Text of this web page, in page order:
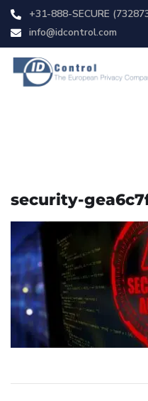
+31-888-SECURE
info@idcontrol.com
security-